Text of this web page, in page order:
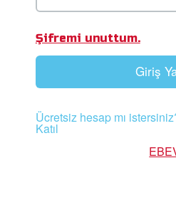
Çocuk Kutsal Kitap
İndirin!
Şifremi unuttum.
Giriş
Ücretsiz hesap mı
Katıl